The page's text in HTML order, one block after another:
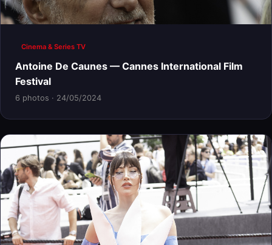
Cinema & Series TV
Antoine De Caunes — Cannes International Film
Festival
6 photos · 24/05/2024